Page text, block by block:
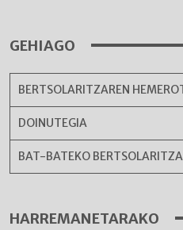
GEHIAGO
BERTSOLARITZAREN
DOINUTEGIA
BAT-BATEKO BERTSOLARITZA
HARREMANETARAKO